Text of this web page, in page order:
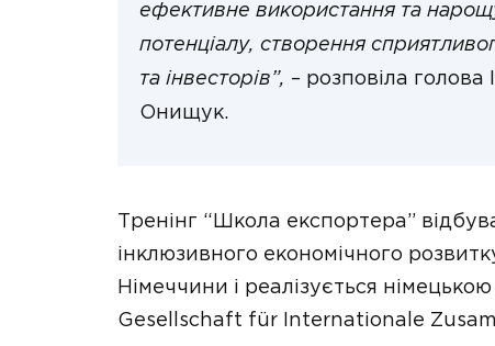
ефективне використання та
потенціалу, створення
та інвесторів”, – розповіла голова
Онищук.
Тренінг “Школа експортера”
інклюзивного економічного
Німеччини і реалізується
Gesellschaft für Internationale